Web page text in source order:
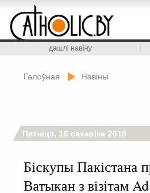
дашлі навіну
Галоўная Навіны
Пятніца, 16 сакавіка 2018
Біскупы Пакістана
Ватыкан з візітам